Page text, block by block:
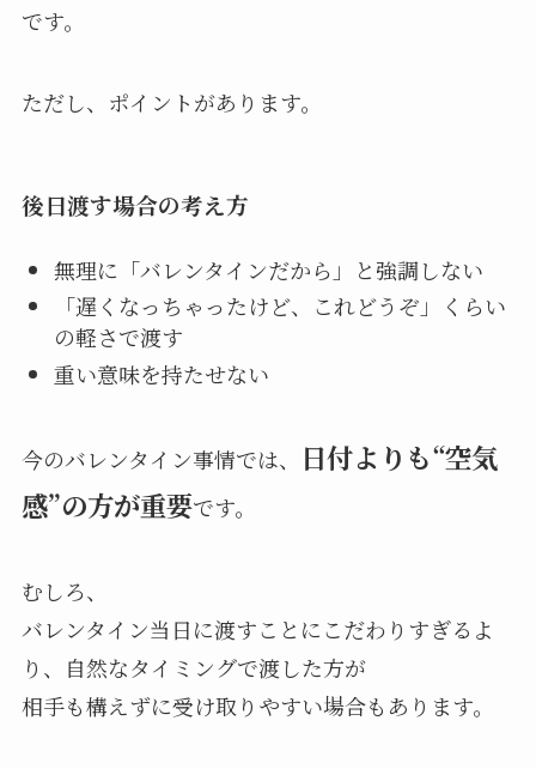
です。
ただし、ポイントがあります。
後日渡す場合の考え方
無理に「バレンタインだから」と強調しない
「遅くなっちゃったけど、これどうぞ」くらい
の軽さで渡す
重い意味を持たせない
今のバレンタイン事情では、
日付よりも“空気
感”の方が重要です。
むしろ、
バレンタイン当日に渡すことにこだわりすぎるよ
り、自然なタイミングで渡した方が
相手も構えずに受け取りやすい場合もあります。